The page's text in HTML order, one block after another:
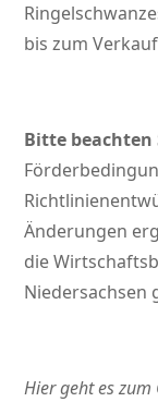
bis zum
Bitte beachten
Änderungen
die
Niedersachsen
Hier geht es